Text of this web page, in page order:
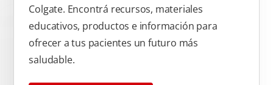
Colgate. Encontrá recursos, materiales
educativos, productos e información para
ofrecer a tus pacientes un futuro más
saludable.